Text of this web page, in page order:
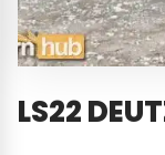
LS22